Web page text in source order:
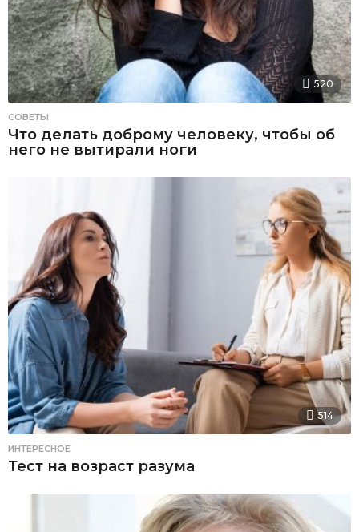
520
СОВЕТЫ
Что делать доброму человеку, чтобы об
него не вытирали ноги
514
ИНТЕРЕСНОЕ
Тест на возраст разума